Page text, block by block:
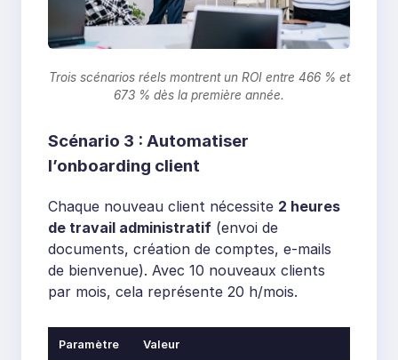
Trois scénarios réels montrent un ROI entre 466 % et
673 % dès la première année.
Scénario 3 : Automatiser
l’onboarding client
Chaque nouveau client nécessite 2 heures
de travail administratif (envoi de
documents, création de comptes, e-mails
de bienvenue). Avec 10 nouveaux clients
par mois, cela représente 20 h/mois.
Paramètre Valeur